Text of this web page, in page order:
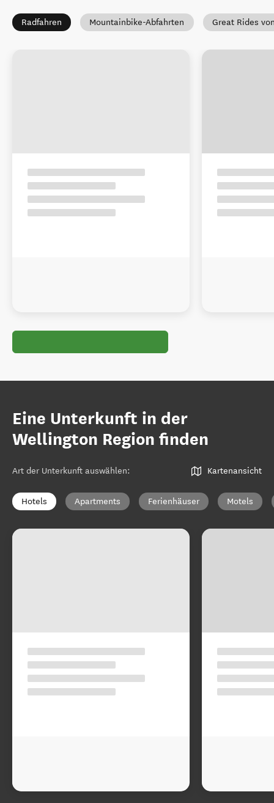
Radfahren Mountainbike-Abfahrten Great Rides
Eine Unterkunft in der
Wellington Region finden
Art der Unterkunft auswählen: Kartenansicht
Hotels Apartments Ferienhäuser Motels